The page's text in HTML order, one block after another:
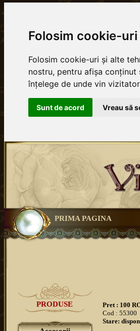
Folosim cookie-uri
Folosim cookie-uri și alte
nostru, pentru afișa
înțelege de unde vin
Sunt de acord Vreau să
PRIMA PAGINA
PRODUSE
Pret : 100
Cod : 55300
Stare: